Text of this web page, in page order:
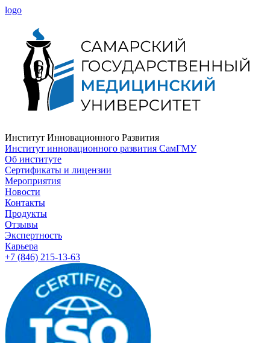
logo
Институт Инновационного Развития
Институт инновационного развития СамГМУ
Об институте
Сертификаты и лицензии
Мероприятия
Новости
Контакты
Продукты
Отзывы
Экспертность
Карьера
+7 (846) 215-13-63